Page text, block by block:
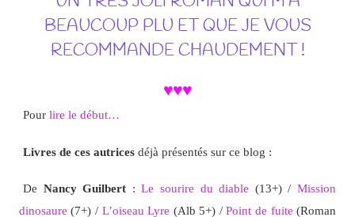
BEAUCOUP PLU ET QUE JE VOUS
RECOMMANDE CHAUDEMENT !
♥♥♥
Pour lire le début…
Livres de ces autricesdéjà présentés sur ce blog :
De Nancy Guilbert :Le sourire du diable (13+) /Mission
dinosaure (7+) / L’oiseau Lyre (Alb 5+) /Point de fuite (Roman